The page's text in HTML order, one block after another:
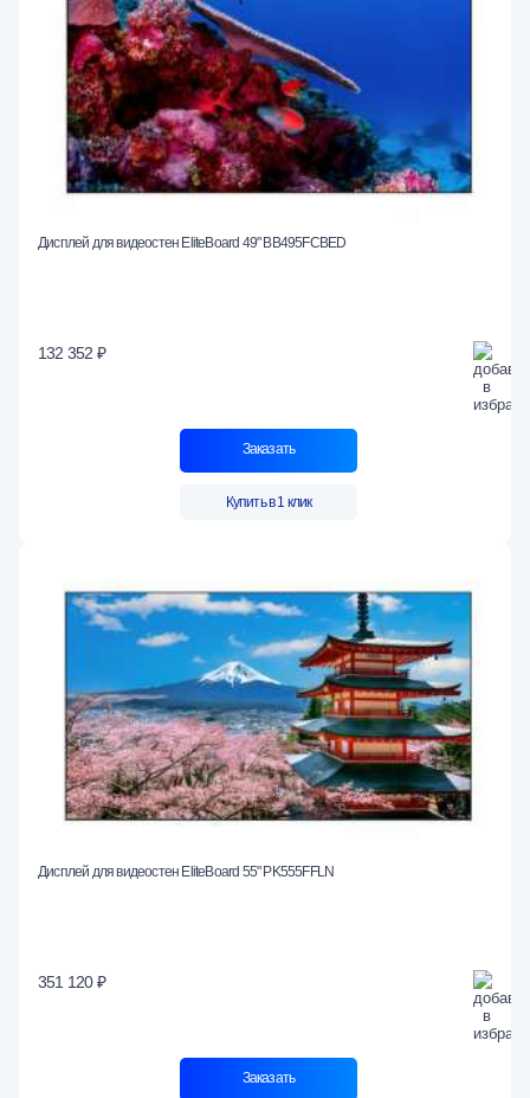
Дисплей для видеостен EliteBoard 49" BB495FCBED
132 352 ₽
Заказать
Купить в 1 клик
Дисплей для видеостен EliteBoard 55" PK555FFLN
351 120 ₽
Заказать